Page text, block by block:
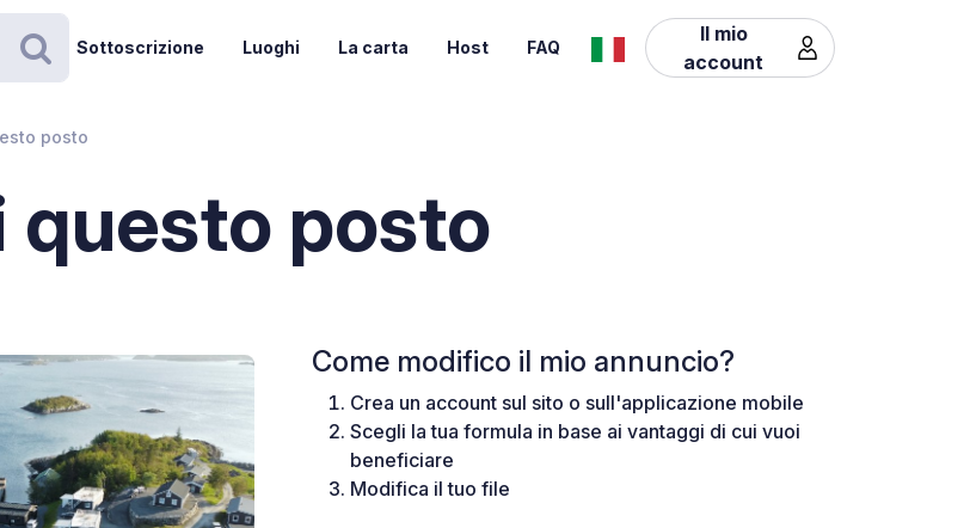
Ricerca
Sottoscrizione Luoghi La carta Host FAQ
Il mio
account
posto
posto
Come modifico il mio annuncio?
Crea un account sul sito o sull'applicazione mobile
Scegli la tua formula in base ai vantaggi di cui vuoi
beneficiare
Modifica il tuo file